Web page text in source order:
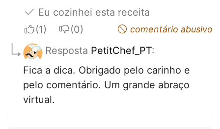
Eu cozinhei esta receita
I apreciateI do not appreciatecomentário abusivo
Resposta PetitChef_PT:
Fica a dica. Obrigado pelo carinho e
pelo comentário. Um grande abraço
virtual.